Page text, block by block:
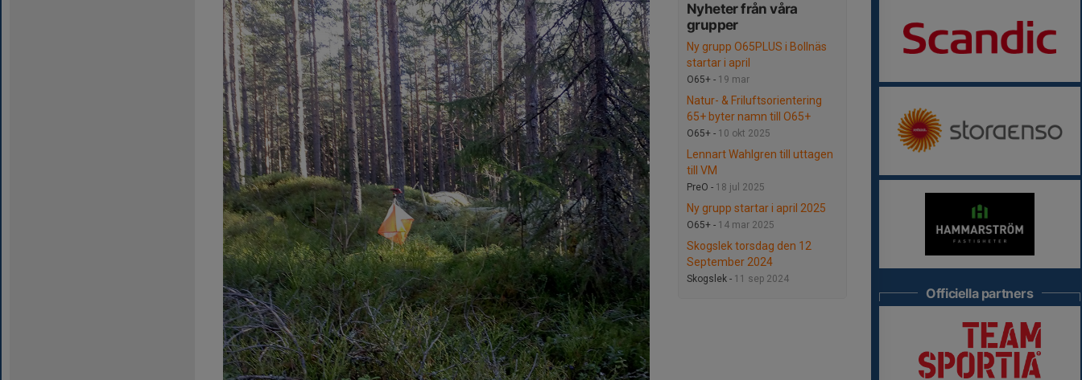
Nyheter från våra
grupper
Ny grupp O65PLUS i Bollnäs
startar i april
O65+ - 19 mar
Natur- & Friluftsorientering
65+ byter namn till O65+
O65+ - 10 okt 2025
Lennart Wahlgren till uttagen
till VM
PreO - 18 jul 2025
Ny grupp startar i april 2025
O65+ - 14 mar 2025
Skogslek torsdag den 12
September 2024
Skogslek - 11 sep 2024
Officiella partners